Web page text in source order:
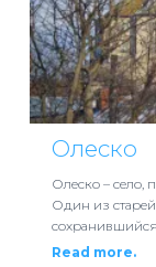
Олеско
Олеско – село,
Один из
Read more.